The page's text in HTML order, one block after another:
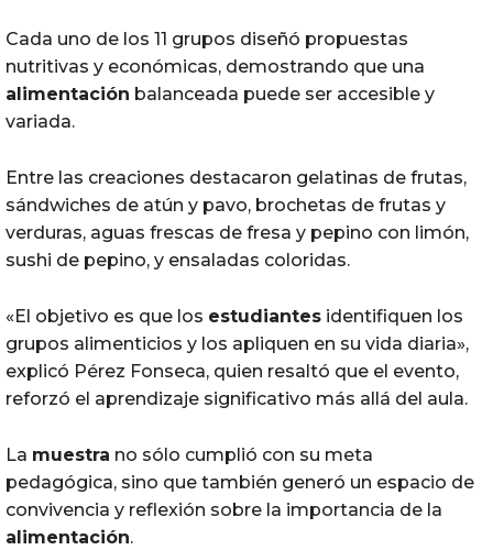
Cada uno de los 11 grupos diseñó propuestas
nutritivas y económicas, demostrando que una
alimentación balanceada puede ser accesible y
variada.
Entre las creaciones destacaron gelatinas de frutas,
sándwiches de atún y pavo, brochetas de frutas y
verduras, aguas frescas de fresa y pepino con limón,
sushi de pepino, y ensaladas coloridas.
«El objetivo es que los estudiantes identifiquen los
grupos alimenticios y los apliquen en su vida diaria»,
explicó Pérez Fonseca, quien resaltó que el evento,
reforzó el aprendizaje significativo más allá del aula.
La muestra no sólo cumplió con su meta
pedagógica, sino que también generó un espacio de
convivencia y reflexión sobre la importancia de la
alimentación.